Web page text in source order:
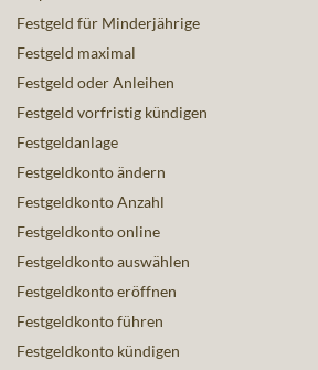
Festgeld für Minderjährige
Festgeld maximal
Festgeld oder Anleihen
Festgeld vorfristig kündigen
Festgeldanlage
Festgeldkonto ändern
Festgeldkonto Anzahl
Festgeldkonto online
Festgeldkonto auswählen
Festgeldkonto eröffnen
Festgeldkonto führen
Festgeldkonto kündigen